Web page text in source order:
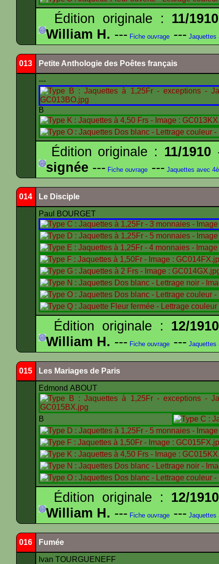
Édition originale : 11/1910
William H. --- Fiche ouvrage --- Jaquettes
013 Petite Anthologie des Poêtes français
---
B
Édition originale : 11/1910
signée --- Fiche ouvrage --- Jaquettes avec
014 Le Disciple
Paul BOURGET
Édition originale : 12/1910
William H. --- Fiche ouvrage --- Jaquettes
015 Les Mariages de Paris
Edmond ABOUT
B
Édition originale : 12/1910
William H. --- Fiche ouvrage --- Jaquettes
016 Fumée
Ivan TOURGUENEFF